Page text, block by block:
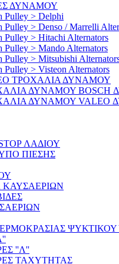
ΔΥΝΑΜΟΥ
Pulley > Delphi
Pulley > Denso / Marrelli
Pulley > Hitachi Alternators
Pulley > Mando Alternators
Pulley > Mitsubishi
Pulley > Visteon Alternators
ΤΡΟΧΑΛΙΑ ΔΥΝΑΜΟΥ
ΔΥΝΑΜΟΥ BOSCH
ΔΥΝΑΜΟΥ VALEO
ΛΑΔΙΟΥ
ΠΙΕΣΗΣ
ΚΑΥΣΑΕΡΙΩΝ
ΨΥΚΤΙΚΟΥ
''Λ''
ΤΑΧΥΤΗΤΑΣ